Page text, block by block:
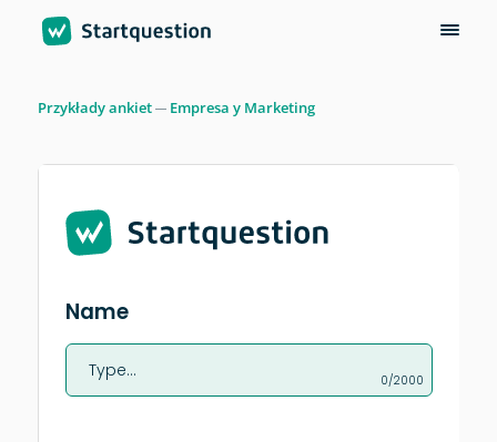
Przykłady ankiet Empresa y Marketing